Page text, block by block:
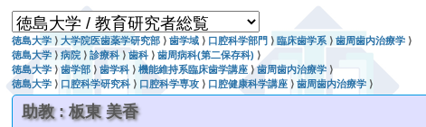
徳島大学 ⟩大学院医歯薬学研究部 ⟩歯学域 ⟩ 口腔科学部門 ⟩臨床歯学系 ⟩歯周歯内治療学 ⟩
徳島大学 ⟩病院 ⟩診療科 ⟩歯科 ⟩歯周病科(第二保存科) ⟩
徳島大学⟩歯学部 ⟩歯学科 ⟩機能維持系臨床歯学講座 ⟩歯周歯内治療学 ⟩
徳島大学 ⟩ 口腔科学研究科 ⟩ 口腔科学専攻 ⟩ 口腔健康科学講座 ⟩歯周歯内治療学 ⟩
助教 : 板東 美香